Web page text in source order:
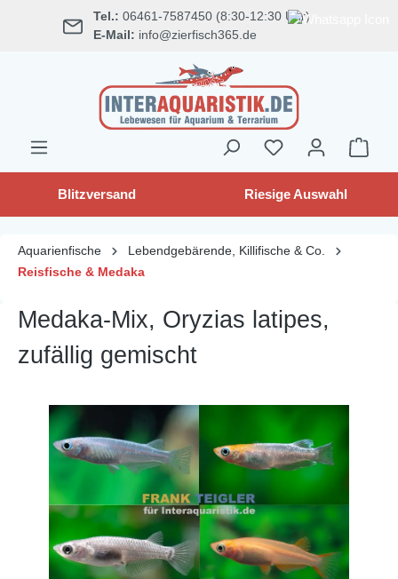
springen Tel.: 06461-7587450 (8:30-12:30 Uhr)
E-Mail: info@zierfisch365.de
Blitzversand Riesige Auswahl
Aquarienfische
Lebendgebärende, Killifische & Co.
Reisfische & Medaka
Medaka-Mix, Oryzias latipes,
zufällig gemischt
Bildergalerie überspringen